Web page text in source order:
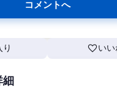
コメントへ
り favoriteいい